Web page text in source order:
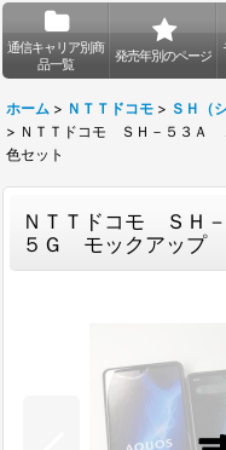
通信キャリア別商
品一覧
発売年別のページ
ホーム > ＮＴＴドコモ > ＳＨ（
> ＮＴＴドコモ ＳＨ－５３Ａ
色セット
ＮＴＴドコモ ＳＨ
５Ｇ モックアップ